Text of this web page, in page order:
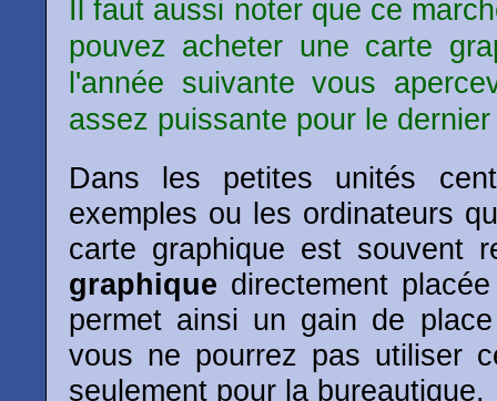
Il faut aussi noter que ce
pouvez acheter une carte
l'année suivante vous
assez puissante pour le
Dans les petites unités
exemples ou les ordinateurs
carte graphique est souvent
graphique directement
permet ainsi un gain de
vous ne pourrez pas utiliser
seulement pour la bureautique.